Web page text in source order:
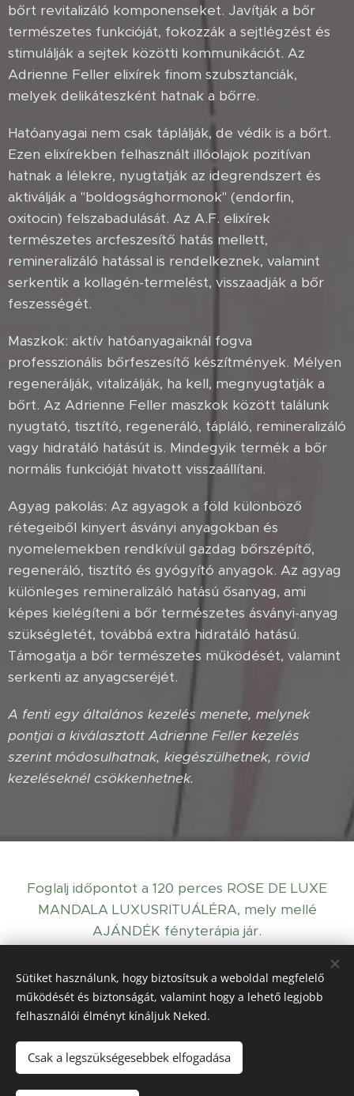
bőrt revitalizáló komponenseket. Javítják a bőr
természetes funkcióját, fokozzák a sejtlégzést és
stimulálják a sejtek közötti kommunikációt. Az
Adrienne Feller elixírek finom szubsztanciák,
melyek delikáteszként hatnak a bőrre.
Hatóanyagai nem csak táplálják, de védik is a bőrt.
Ezen elixírekben felhasznált illóolajok pozitívan
hatnak a lélekre, nyugtatják az idegrendszert és
aktiválják a "boldogsághormonok" (endorfin,
oxitocin) felszabadulását. Az A.F. elixírek
természetes arcfeszesítő hatás mellett,
remineralizáló hatással is rendelkeznek, valamint
serkentik a kollagén-termelést, visszaadják a bőr
feszességét.
Maszkok: aktív hatóanyagaiknál fogva
professzionális bőrfeszesítő készítmények. Mélyen
regenerálják, vitalizálják, ha kell, megnyugtatják a
bőrt. Az Adrienne Feller maszkok között találunk
nyugtató, tisztító, regeneráló, tápláló, remineralizáló
vagy hidratáló hatásút is. Mindegyik termék a bőr
normális funkcióját hivatott visszaállítani.
Agyag pakolás: Az agyagok a föld különböző
rétegeiből kinyert ásványi anyagokban és
nyomelemekben rendkívül gazdag bőrszépítő,
regeneráló, tisztító és gyógyító anyagok. Az agyag
különleges remineralizáló hatású ősanyag, ami
képes kielégíteni a bőr természetes ásványi-anyag
szükségletét, továbbá extra hidratáló hatású.
Támogatja a bőr természetes működését, valamint
serkenti az anyagcseréjét.
A fenti egy általános kezelés menete, melynek
pontjai a kiválasztott Adrienne Feller kezelés
szerint módosulhatnak, kiegészülhetnek, rövid
kezeléseknél csökkenhetnek.
Foglalj időpontot a 120 perces ROSE DE LUXE
MANDALA LUXUSRITUÁLÉRA, mely mellé
AJÁNDÉK fényterápia jár.
Időpontfoglalás
Holisztikus Kozmetika Budapesten
Sütiket használunk, hogy biztosítsuk a weboldal megfelelő
működését és biztonságát, valamint hogy a lehető legjobb
felhasználói élményt kínáljuk Neked.
Csak a legszükségesebbek elfogadása